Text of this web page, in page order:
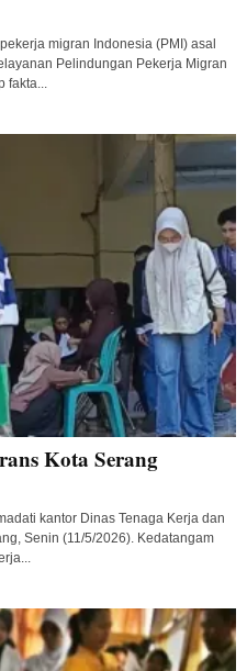
migran Indonesia (PMI) asal
Pelindungan Pekerja Migran
Kota Serang
kantor Dinas Tenaga Kerja dan
Senin (11/5/2026). Kedatangam